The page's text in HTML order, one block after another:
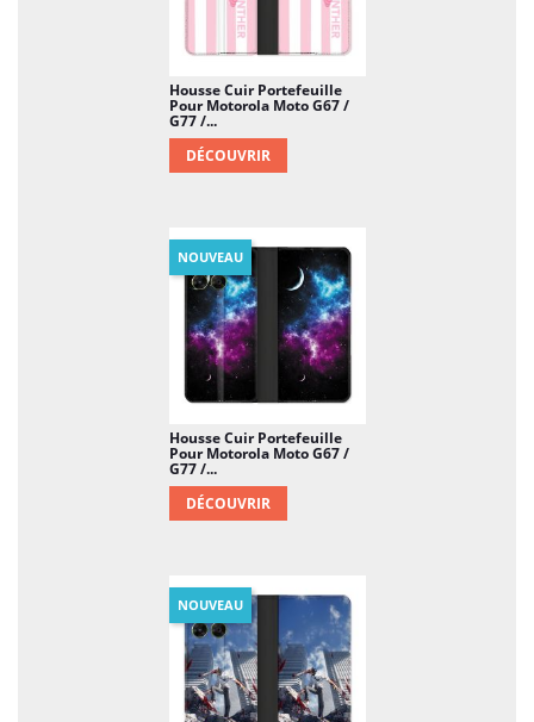
Housse Cuir Portefeuille
Pour Motorola Moto G67 /
G77 /...
DÉCOUVRIR
Housse Cuir Portefeuille
Pour Motorola Moto G67 /
G77 /...
DÉCOUVRIR
NOUVEAU
NOUVEAU